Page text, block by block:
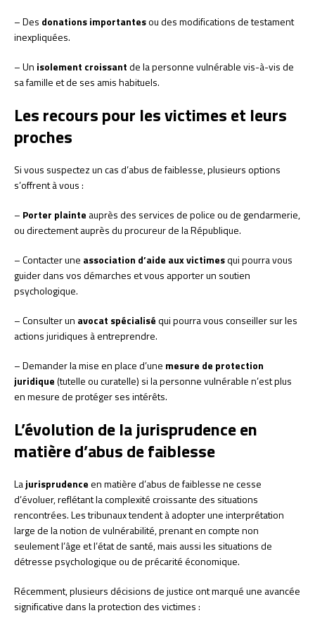
– Des donations importantesou des modifications de testament
inexpliquées.
– Un isolement croissantde la personne vulnérable vis-à-vis de
sa famille et de ses amis habituels.
Les recours pour les victimes et leurs
proches
Si vous suspectez un cas d’abus de faiblesse, plusieurs options
s’offrent à vous :
– Porter plainte auprès des services de police ou de gendarmerie,
ou directement auprès du procureur de la République.
– Contacter une association d’aide aux victimesqui pourra vous
guider dans vos démarches et vous apporter un soutien
psychologique.
– Consulter un avocat spécialiséqui pourra vous conseiller sur les
actions juridiques à entreprendre.
– Demander la mise en place d’une mesure de protection
juridique(tutelle ou curatelle) si la personne vulnérable n’est plus
en mesure de protéger ses intérêts.
L’évolution de la jurisprudence en
matière d’abus de faiblesse
Lajurisprudenceen matière d’abus de faiblesse ne cesse
d’évoluer, reflétant la complexité croissante des situations
rencontrées. Les tribunaux tendent à adopter une interprétation
large de la notion de vulnérabilité, prenant en compte non
seulement l’âge et l’état de santé, mais aussi les situations de
détresse psychologique ou de précarité économique.
Récemment, plusieurs décisions de justice ont marqué une avancée
significative dans la protection des victimes :